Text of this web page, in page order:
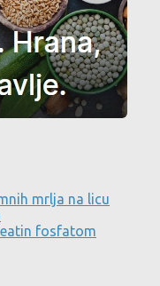
mrlja na licu
fosfatom